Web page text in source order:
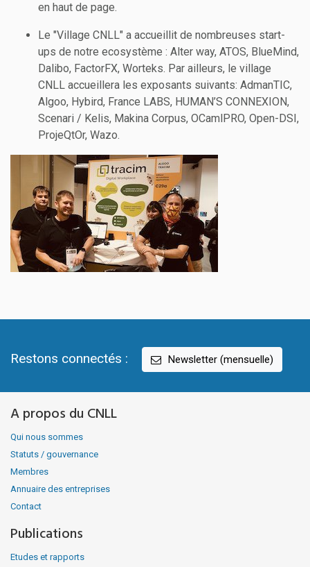
en haut de page.
Le "Village CNLL" a accueillit de nombreuses start-
ups de notre ecosystème : Alter way, ATOS, BlueMind,
Dalibo, FactorFX, Worteks. Par ailleurs, le village
CNLL accueillera les exposants suivants: AdmanTIC,
Algoo, Hybird, France LABS, HUMAN’S CONNEXION,
Scenari / Kelis, Makina Corpus, OCamlPRO, Open-DSI,
ProjeQtOr, Wazo.
Restons connectés : Newsletter (mensuelle)
A propos du CNLL
Qui nous sommes
Statuts / gouvernance
Membres
Annuaire des entreprises
Contact
Publications
Etudes et rapports